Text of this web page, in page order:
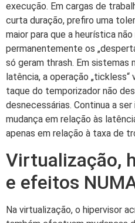
execução. Em cargas de
curta duração, prefiro uma
maior para que a heurística
permanentemente os
só geram thrash. Em
latência, a operação „tickless“
taque do temporizador não
desnecessárias. Continua a
mudança em relação às
apenas em relação à taxa de
Virtualização,
e efeitos
Na virtualização, o hipervisor